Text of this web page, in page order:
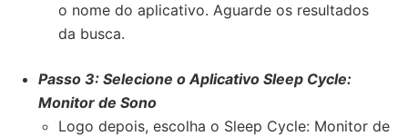
o nome do aplicativo. Aguarde os resultados
da busca.
Passo 3: Selecione o Aplicativo Sleep Cycle:
Monitor de Sono
Logo depois, escolha o Sleep Cycle: Monitor de